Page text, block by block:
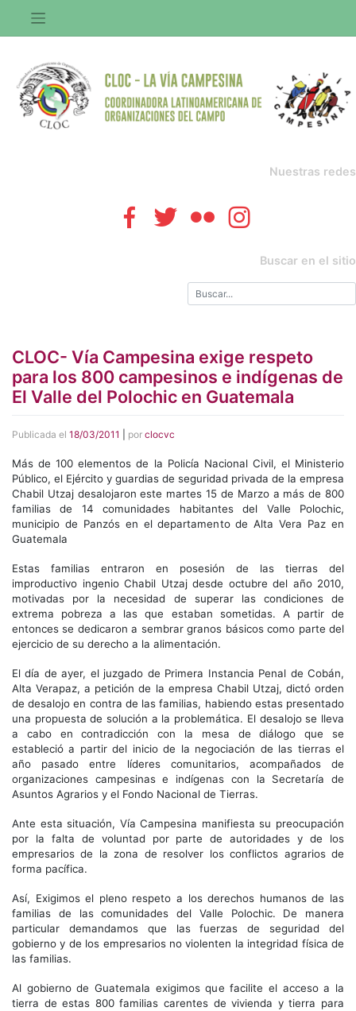
contenido
Nuestras redes
Buscar en el sitio
CLOC- Vía Campesina exige respeto
para los 800 campesinos e indígenas de
El Valle del Polochic en Guatemala
Publicada el 18/03/2011 por clocvc
Más de 100 elementos de la Policía Nacional Civil, el Ministerio
Público, el Ejército y guardias de seguridad privada de la empresa
Chabil Utzaj desalojaron este martes 15 de Marzo a más de 800
familias de 14 comunidades habitantes del Valle Polochic,
municipio de Panzós en el departamento de Alta Vera Paz en
Guatemala
Estas familias entraron en posesión de las tierras del
improductivo ingenio Chabil Utzaj desde octubre del año 2010,
motivadas por la necesidad de superar las condiciones de
extrema pobreza a las que estaban sometidas. A partir de
entonces se dedicaron a sembrar granos básicos como parte del
ejercicio de su derecho a la alimentación.
El día de ayer, el juzgado de Primera Instancia Penal de Cobán,
Alta Verapaz, a petición de la empresa Chabil Utzaj, dictó orden
de desalojo en contra de las familias, habiendo estas presentado
una propuesta de solución a la problemática. El desalojo se lleva
a cabo en contradicción con la mesa de diálogo que se
estableció a partir del inicio de la negociación de las tierras el
año pasado entre líderes comunitarios, acompañados de
organizaciones campesinas e indígenas con la Secretaría de
Asuntos Agrarios y el Fondo Nacional de Tierras.
Ante esta situación, Vía Campesina manifiesta su preocupación
por la falta de voluntad por parte de autoridades y de los
empresarios de la zona de resolver los conflictos agrarios de
forma pacífica.
Así, Exigimos el pleno respeto a los derechos humanos de las
familias de las comunidades del Valle Polochic. De manera
particular demandamos que las fuerzas de seguridad del
gobierno y de los empresarios no violenten la integridad física de
las familias.
Al gobierno de Guatemala exigimos que facilite el acceso a la
tierra de estas 800 familias carentes de vivienda y tierra para